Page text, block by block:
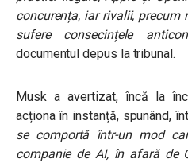
concurența, iar rivalii,
sufere consecințele
documentul depus la tribunal.
Musk a avertizat, încă la
acționa în instanță, spunând,
se comportă într-un mod
companie de AI, în afară de